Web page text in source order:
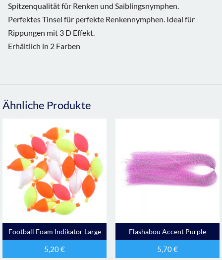
Spitzenqualität für Renken und Saiblingsnymphen.
Perfektes Tinsel für perfekte Renkennymphen. Ideal für
Rippungen mit 3 D Effekt.
Erhältlich in 2 Farben
Ähnliche Produkte
Football Foam Indikator Large
5,20€
Flashabou Accent Purple
5,70€